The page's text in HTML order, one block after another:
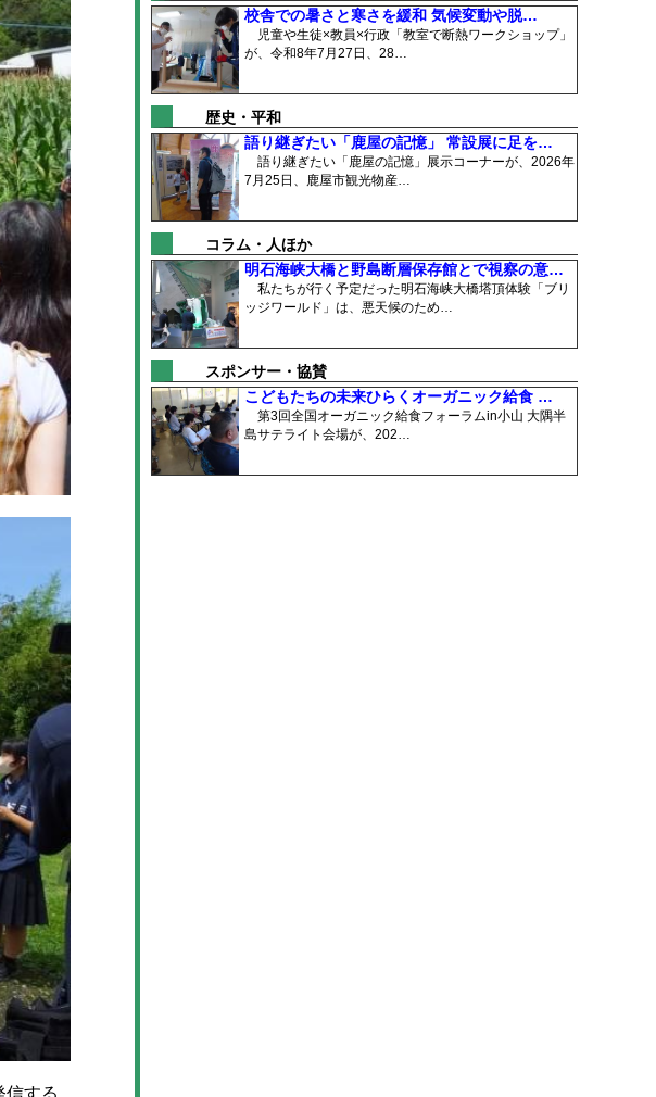
校舎での暑さと寒さを緩和 気候変動や脱…
児童や生徒×教員×行政「教室で断熱ワークショップ」
が、令和8年7月27日、28…
歴史・平和
語り継ぎたい「鹿屋の記憶」 常設展に足を…
語り継ぎたい「鹿屋の記憶」展示コーナーが、2026年
7月25日、鹿屋市観光物産…
コラム・人ほか
明石海峡大橋と野島断層保存館とで視察の意…
私たちが行く予定だった明石海峡大橋塔頂体験「ブリ
ッジワールド」は、悪天候のため…
スポンサー・協賛
こどもたちの未来ひらくオーガニック給食 …
第3回全国オーガニック給食フォーラムin小山 大隅半
島サテライト会場が、202…